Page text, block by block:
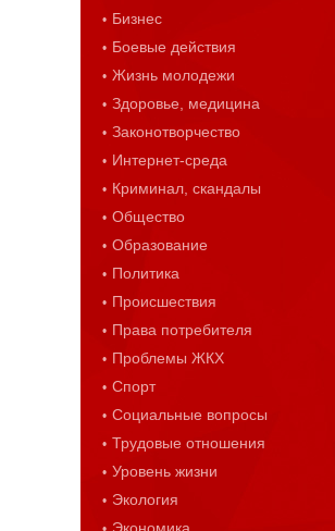
Бизнес
Боевые действия
Жизнь молодежи
Здоровье, медицина
Законотворчество
Интернет-среда
Криминал, скандалы
Общество
Образование
Политика
Происшествия
Права потребителя
Проблемы ЖКХ
Спорт
Социальные вопросы
Трудовые отношения
Уровень жизни
Экология